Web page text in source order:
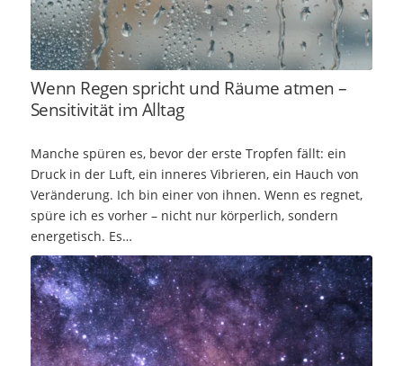
Wenn Regen spricht und Räume atmen –
Sensitivität im Alltag
Manche spüren es, bevor der erste Tropfen fällt: ein
Druck in der Luft, ein inneres Vibrieren, ein Hauch von
Veränderung. Ich bin einer von ihnen. Wenn es regnet,
spüre ich es vorher – nicht nur körperlich, sondern
energetisch. Es…